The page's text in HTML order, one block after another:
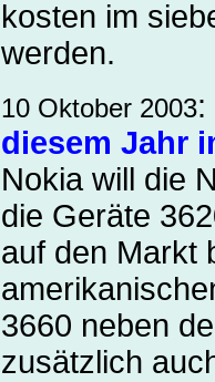
kosten im
werden.
10 Oktober 2003:
diesem Jahr
Nokia will die
die Geräte
auf den Markt
3660 neben
zusätzlich